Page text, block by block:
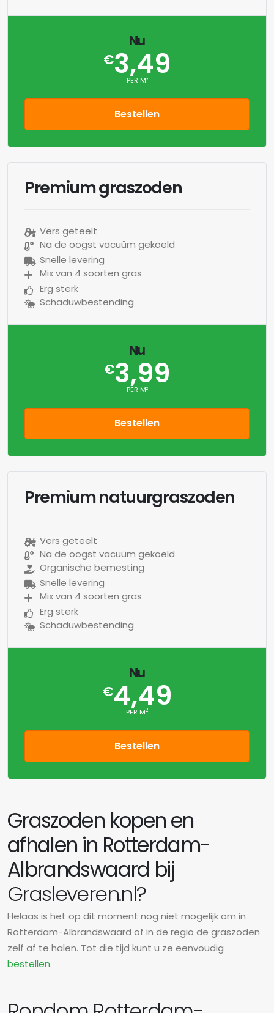
Nu
€3,49
PER M²
Bestellen
Premium graszoden
Vers geteelt
Na de oogst vacuüm gekoeld
Snelle levering
Mix van 4 soorten gras
Erg sterk
Schaduwbestending
Nu
€3,99
PER M²
Bestellen
Premium natuurgraszoden
Vers geteelt
Na de oogst vacuüm gekoeld
Organische bemesting
Snelle levering
Mix van 4 soorten gras
Erg sterk
Schaduwbestending
Nu
€4,49
PER M2
Bestellen
Graszoden kopen en
afhalen in Rotterdam-
Albrandswaard bij
Grasleveren.nl?
Helaas is het op dit moment nog niet mogelijk om in
Rotterdam-Albrandswaard of in de regio de graszoden
zelf af te halen. Tot die tijd kunt u ze eenvoudig
bestellen.